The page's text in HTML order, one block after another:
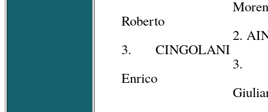
Roberto
3. CINGOLANI
Enrico
2.
3.